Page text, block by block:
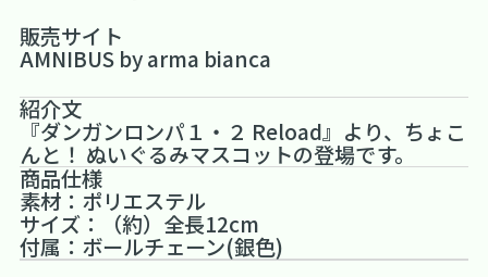
販売サイト
AMNIBUS by arma bianca
紹介文
『ダンガンロンパ１・２ Reload』より、ちょこ
んと！ ぬいぐるみマスコットの登場です。
商品仕様
素材：ポリエステル
サイズ：（約）全長12cm
付属：ボールチェーン(銀色)